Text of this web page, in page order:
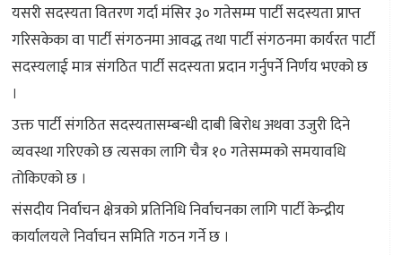
यसरी सदस्यता वितरण गर्दा मंसिर ३० गतेसम्म पार्टी सदस्यता प्राप्त
गरिसकेका वा पार्टी संगठनमा आवद्ध तथा पार्टी संगठनमा कार्यरत पार्टी
सदस्यलाई मात्र संगठित पार्टी सदस्यता प्रदान गर्नुपर्ने निर्णय भएको छ
।
उक्त पार्टी संगठित सदस्यतासम्बन्धी दाबी बिरोध अथवा उजुरी दिने
व्यवस्था गरिएको छ त्यसका लागि चैत्र १० गतेसम्मको समयावधि
तोकिएको छ ।
संसदीय निर्वाचन क्षेत्रको प्रतिनिधि निर्वाचनका लागि पार्टी केन्द्रीय
कार्यालयले निर्वाचन समिति गठन गर्ने छ ।